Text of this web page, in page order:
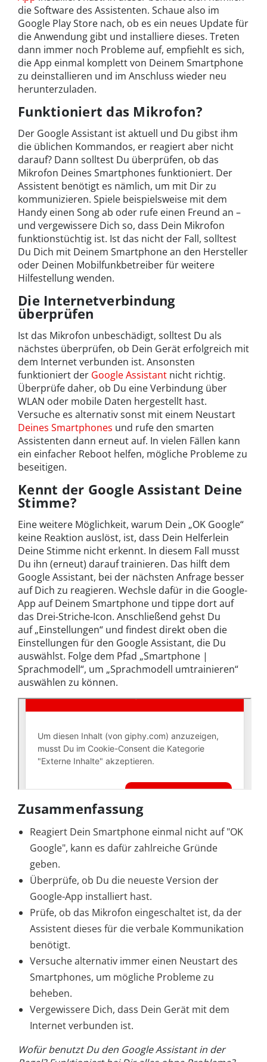
die Software des Assistenten. Schaue also im
Google Play Store nach, ob es ein neues Update für
die Anwendung gibt und installiere dieses. Treten
dann immer noch Probleme auf, empfiehlt es sich,
die App einmal komplett von Deinem Smartphone
zu deinstallieren und im Anschluss wieder neu
herunterzuladen.
Funktioniert das Mikrofon?
Der Google Assistant ist aktuell und Du gibst ihm
die üblichen Kommandos, er reagiert aber nicht
darauf? Dann solltest Du überprüfen, ob das
Mikrofon Deines Smartphones funktioniert. Der
Assistent benötigt es nämlich, um mit Dir zu
kommunizieren. Spiele beispielsweise mit dem
Handy einen Song ab oder rufe einen Freund an –
und vergewissere Dich so, dass Dein Mikrofon
funktionstüchtig ist. Ist das nicht der Fall, solltest
Du Dich mit Deinem Smartphone an den Hersteller
oder Deinen Mobilfunkbetreiber für weitere
Hilfestellung wenden.
Die Internetverbindung
überprüfen
Ist das Mikrofon unbeschädigt, solltest Du als
nächstes überprüfen, ob Dein Gerät erfolgreich mit
dem Internet verbunden ist. Ansonsten
funktioniert der Google Assistant nicht richtig.
Überprüfe daher, ob Du eine Verbindung über
WLAN oder mobile Daten hergestellt hast.
Versuche es alternativ sonst mit einem Neustart
Deines Smartphones und rufe den smarten
Assistenten dann erneut auf. In vielen Fällen kann
ein einfacher Reboot helfen, mögliche Probleme zu
beseitigen.
Kennt der Google Assistant Deine
Stimme?
Eine weitere Möglichkeit, warum Dein „OK Google“
keine Reaktion auslöst, ist, dass Dein Helferlein
Deine Stimme nicht erkennt. In diesem Fall musst
Du ihn (erneut) darauf trainieren. Das hilft dem
Google Assistant, bei der nächsten Anfrage besser
auf Dich zu reagieren. Wechsle dafür in die Google-
App auf Deinem Smartphone und tippe dort auf
das Drei-Striche-Icon. Anschließend gehst Du
auf „Einstellungen“ und findest direkt oben die
Einstellungen für den Google Assistant, die Du
auswählst. Folge dem Pfad „Smartphone |
Sprachmodell“, um „Sprachmodell umtrainieren“
auswählen zu können.
Zusammenfassung
Reagiert Dein Smartphone einmal nicht auf "OK
Google", kann es dafür zahlreiche Gründe
geben.
Überprüfe, ob Du die neueste Version der
Google-App installiert hast.
Prüfe, ob das Mikrofon eingeschaltet ist, da der
Assistent dieses für die verbale Kommunikation
benötigt.
Versuche alternativ immer einen Neustart des
Smartphones, um mögliche Probleme zu
beheben.
Vergewissere Dich, dass Dein Gerät mit dem
Internet verbunden ist.
Wofür benutzt Du den Google Assistant in der